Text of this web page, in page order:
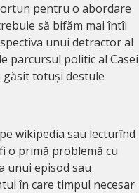
pentru o abordare
să bifăm mai întîi
unui detractor al
parcursul politic al Casei
găsit totuși destule
wikipedia sau lecturînd
o primă problemă cu
unui episod sau
în care timpul necesar